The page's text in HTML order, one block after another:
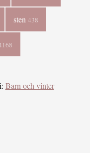
sten438
Barn och vinter